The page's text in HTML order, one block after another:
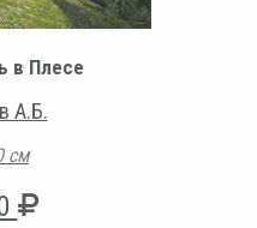
в Плесе
А.Б.
см